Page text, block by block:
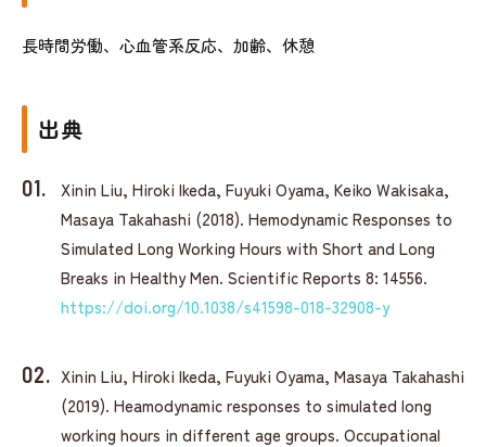
長時間労働、心血管系反応、加齢、休憩
出典
Xinin Liu, Hiroki Ikeda, Fuyuki Oyama, Keiko Wakisaka,
Masaya Takahashi (2018). Hemodynamic Responses to
Simulated Long Working Hours with Short and Long
Breaks in Healthy Men. Scientific Reports 8: 14556.
https://doi.org/10.1038/s41598-018-32908-y
Xinin Liu, Hiroki Ikeda, Fuyuki Oyama, Masaya Takahashi
(2019). Heamodynamic responses to simulated long
working hours in different age groups. Occupational